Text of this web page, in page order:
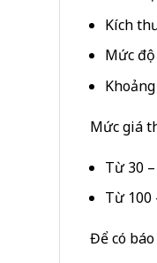
Kích
Mức
Mức giá
Từ 30
Từ 100
Để có